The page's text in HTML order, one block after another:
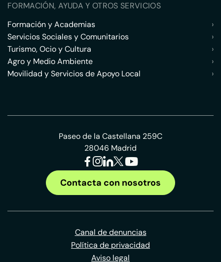
FORMACIÓN, AYUDA Y OTROS SERVICIOS
Formación y Academias
›
Servicios Sociales y Comunitarios
›
Turismo, Ocio y Cultura
›
Agro y Medio Ambiente
›
Movilidad y Servicios de Apoyo Local
›
Paseo de la Castellana 259C
28046 Madrid
Contacta con nosotros
Canal de denuncias
Política de privacidad
Aviso legal